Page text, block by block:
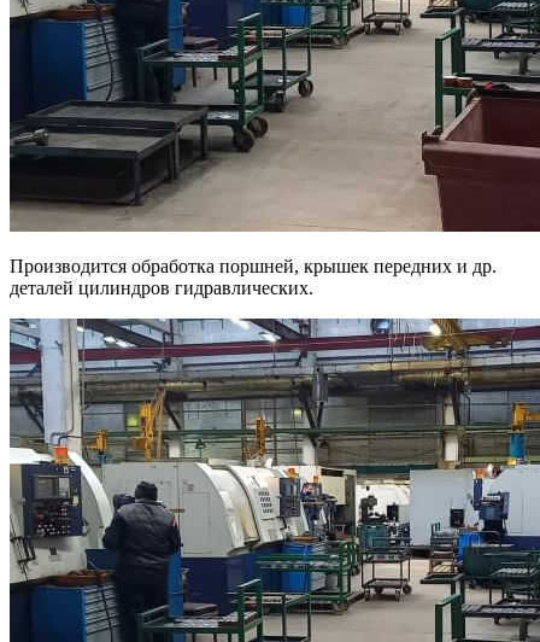
Производится обработка поршней, крышек передних и др.
деталей цилиндров гидравлических.